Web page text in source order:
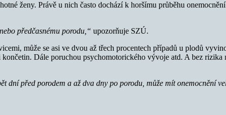
ženy. Právě u nich často dochází k horšímu průběhu
předčasnému porodu,“ upozorňuje SZÚ.
může se asi ve dvou až třech procentech případů u plodů
Dále poruchou psychomotorického vývoje atd. A bez
dní před porodem a až dva dny po porodu, může mít onemocnění